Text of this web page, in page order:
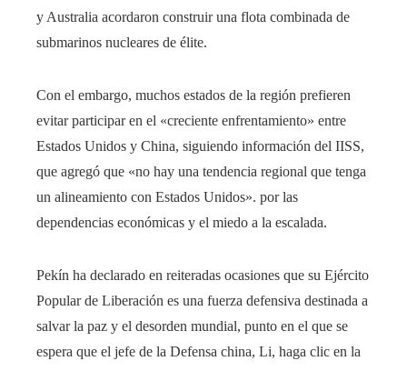
y Australia acordaron construir una flota combinada de
submarinos nucleares de élite.
Con el embargo, muchos estados de la región prefieren
evitar participar en el «creciente enfrentamiento» entre
Estados Unidos y China, siguiendo información del IISS,
que agregó que «no hay una tendencia regional que tenga
un alineamiento con Estados Unidos». por las
dependencias económicas y el miedo a la escalada.
Pekín ha declarado en reiteradas ocasiones que su Ejército
Popular de Liberación es una fuerza defensiva destinada a
salvar la paz y el desorden mundial, punto en el que se
espera que el jefe de la Defensa china, Li, haga clic en la